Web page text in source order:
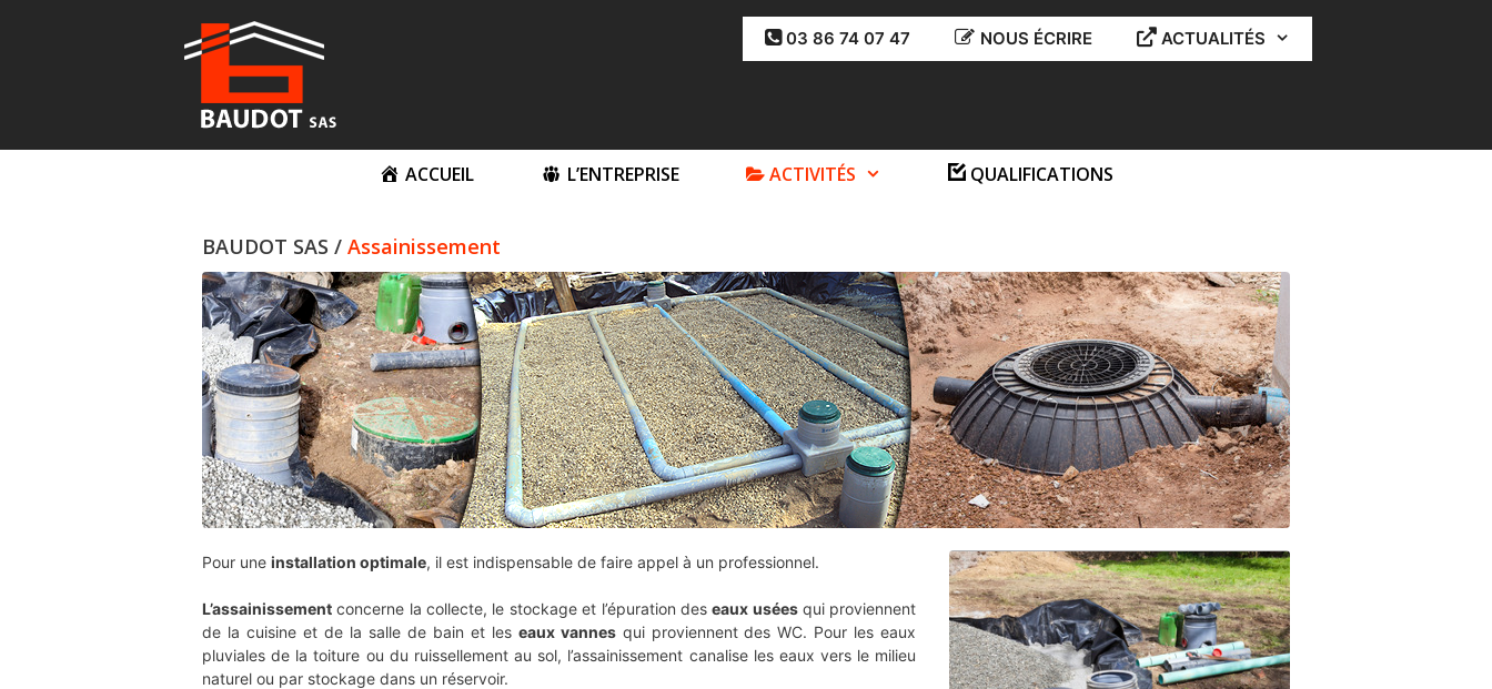
03 86 74 07 47 NOUS ÉCRIRE ACTUALITÉS
ACCUEIL L’ENTREPRISE ACTIVITÉS QUALIFICATIONS
BAUDOT SAS / Assainissement
Pour une installation optimale, il est indispensable de faire appel à un professionnel.
L’assainissement concerne la collecte, le stockage et l’épuration deseaux uséesqui proviennent
de la cuisine et de la salle de bain et les eaux vannesqui proviennent des WC. Pour les eaux
pluviales de la toiture ou du ruissellement au sol, l’assainissement canalise les eaux vers le milieu
naturel ou par stockage dans un réservoir.